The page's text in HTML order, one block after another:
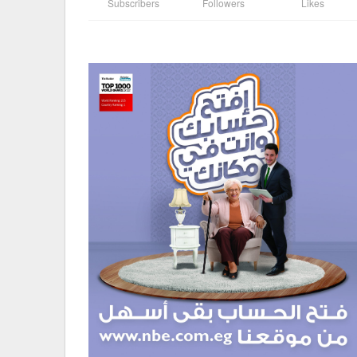
Likes
Followers
Subscribers